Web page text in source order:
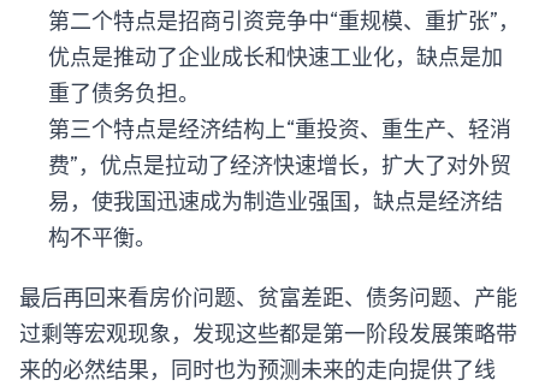
第二个特点是招商引资竞争中“重规模、重扩张”，
优点是推动了企业成长和快速工业化，缺点是加
重了债务负担。
第三个特点是经济结构上“重投资、重生产、轻消
费”，优点是拉动了经济快速增长，扩大了对外贸
易，使我国迅速成为制造业强国，缺点是经济结
构不平衡。
最后再回来看房价问题、贫富差距、债务问题、产能
过剩等宏观现象，发现这些都是第一阶段发展策略带
来的必然结果，同时也为预测未来的走向提供了线